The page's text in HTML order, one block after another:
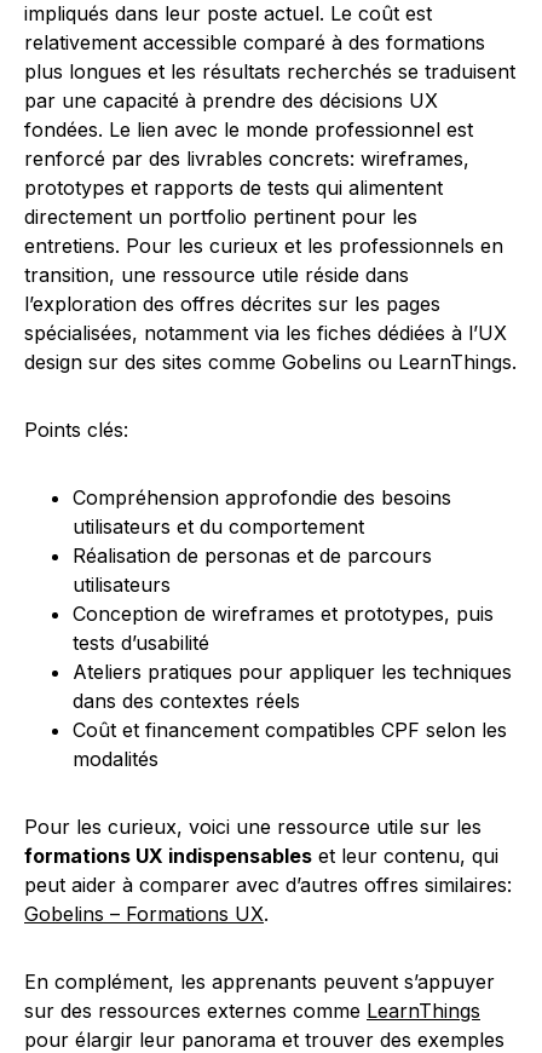
impliqués dans leur poste actuel. Le coût est
relativement accessible comparé à des formations
plus longues et les résultats recherchés se traduisent
par une capacité à prendre des décisions UX
fondées. Le lien avec le monde professionnel est
renforcé par des livrables concrets: wireframes,
prototypes et rapports de tests qui alimentent
directement un portfolio pertinent pour les
entretiens. Pour les curieux et les professionnels en
transition, une ressource utile réside dans
l’exploration des offres décrites sur les pages
spécialisées, notamment via les fiches dédiées à l’UX
design sur des sites comme Gobelins ou LearnThings.
Points clés:
Compréhension approfondie des besoins
utilisateurs et du comportement
Réalisation de personas et de parcours
utilisateurs
Conception de wireframes et prototypes, puis
tests d’usabilité
Ateliers pratiques pour appliquer les techniques
dans des contextes réels
Coût et financement compatibles CPF selon les
modalités
Pour les curieux, voici une ressource utile sur les
formations UX indispensables et leur contenu, qui
peut aider à comparer avec d’autres offres similaires:
Gobelins – Formations UX.
En complément, les apprenants peuvent s’appuyer
sur des ressources externes comme LearnThings
pour élargir leur panorama et trouver des exemples